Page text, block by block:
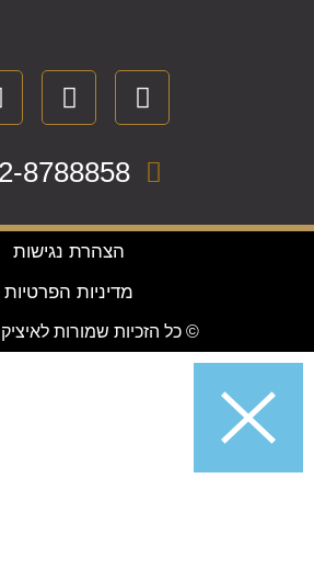
8788858
הצהרת נגישות
מדיניות הפרטיות
© כל הזכיות שמורות